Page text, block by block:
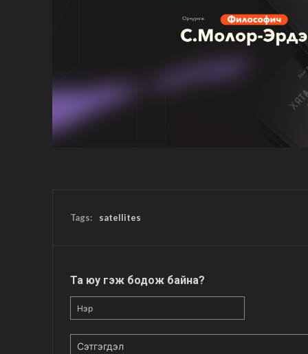
Tags: satellites
Та юу гэж бодож байна?